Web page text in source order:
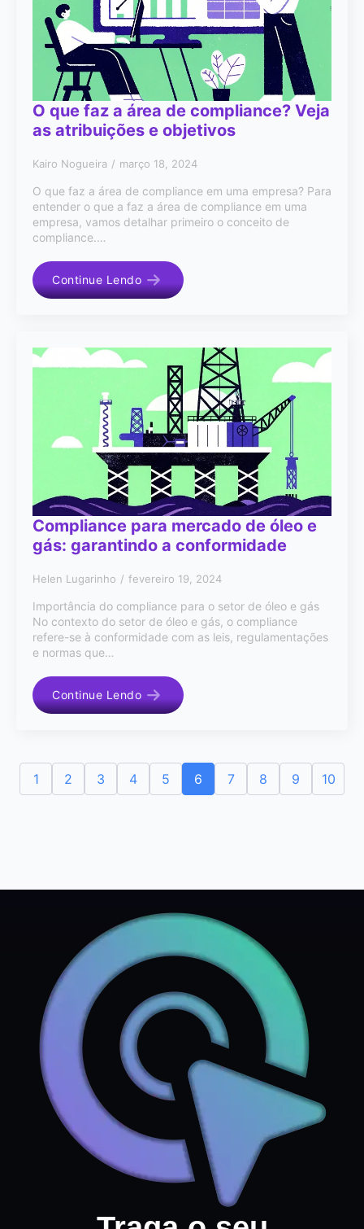
O que faz a área de compliance? Veja
as atribuições e objetivos
Kairo Nogueira março 18, 2024
O que faz a área de compliance em uma empresa? Para
entender o que a faz a área de compliance em uma
empresa, vamos detalhar primeiro o conceito de
compliance.…
Continue Lendo
Compliance para mercado de óleo e
gás: garantindo a conformidade
Helen Lugarinho fevereiro 19, 2024
Importância do compliance para o setor de óleo e gás
No contexto do setor de óleo e gás, o compliance
refere-se à conformidade com as leis, regulamentações
e normas que…
Continue Lendo
1 2 3 4 5 6 7 8 9 10